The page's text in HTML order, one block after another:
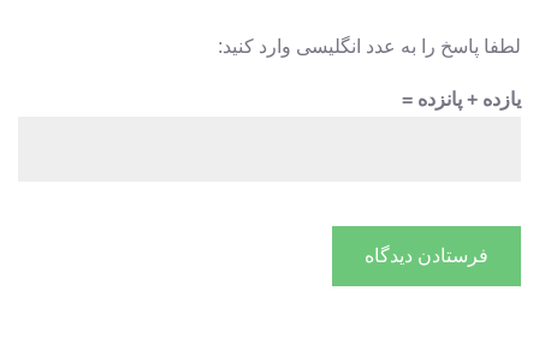
لطفا پاسخ را به عدد انگلیسی وارد کنید:
یازده + پانزده =